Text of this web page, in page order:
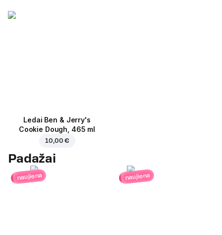
Ledai Ben & Jerry's
Cookie Dough, 465 ml
10,00 €
Padažai
naujiena naujiena